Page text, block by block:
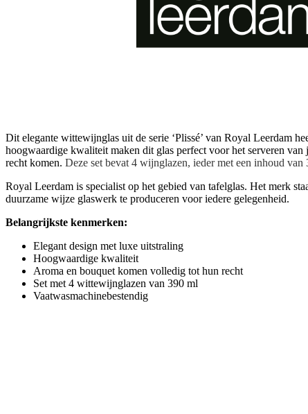
Dit elegante wittewijnglas uit de serie ‘Plissé’ van Royal Leerdam
hoogwaardige kwaliteit maken dit glas perfect voor het serveren
recht komen. Deze set bevat 4 wijnglazen, ieder met een inhoud
Royal Leerdam is specialist op het gebied van tafelglas. Het merk
duurzame wijze glaswerk te produceren voor iedere gelegenheid.
Belangrijkste kenmerken:
Elegant design met luxe uitstraling
Hoogwaardige kwaliteit
Aroma en bouquet komen volledig tot hun recht
Set met 4 wittewijnglazen van 390 ml
Vaatwasmachinebestendig